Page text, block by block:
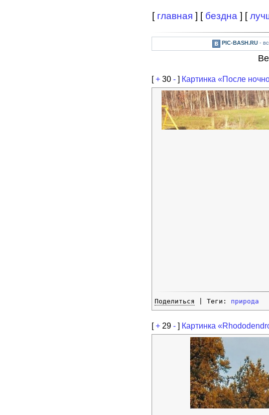
[ главная ] [ бездна ] [
PIC-BASH.RU-
[+ 30 - ] Картинка «После
Поделиться | Теги: природа
[+ 29 - ] Картинка